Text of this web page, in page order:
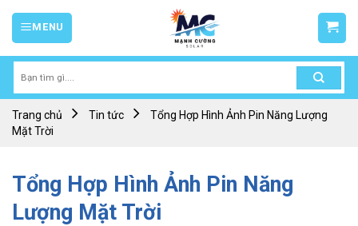
Skip
kiếm:
MENU
Trang chủ Tin tức
Tổng Hợp Hình Ảnh Pin Năng Lượng
Mặt Trời
Tổng Hợp Hình Ảnh Pin Năng
Lượng Mặt Trời